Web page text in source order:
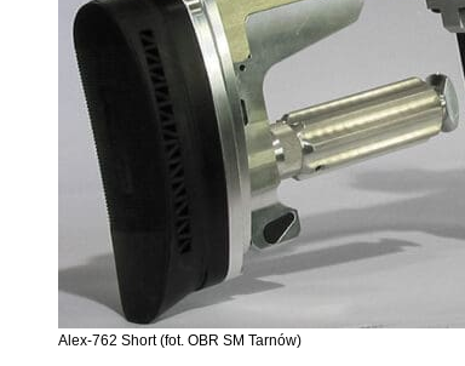
Neutronografia w badaniu naprężeń
Zoptymalizowany materiał
Alex-762 Short (fot. OBR SM Tarnów)